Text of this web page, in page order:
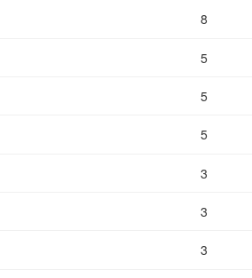
8
5
5
5
3
3
3